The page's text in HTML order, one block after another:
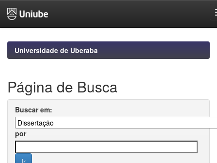
navigationUniversidade de Uberaba
Página de Busca
Buscar em:
por